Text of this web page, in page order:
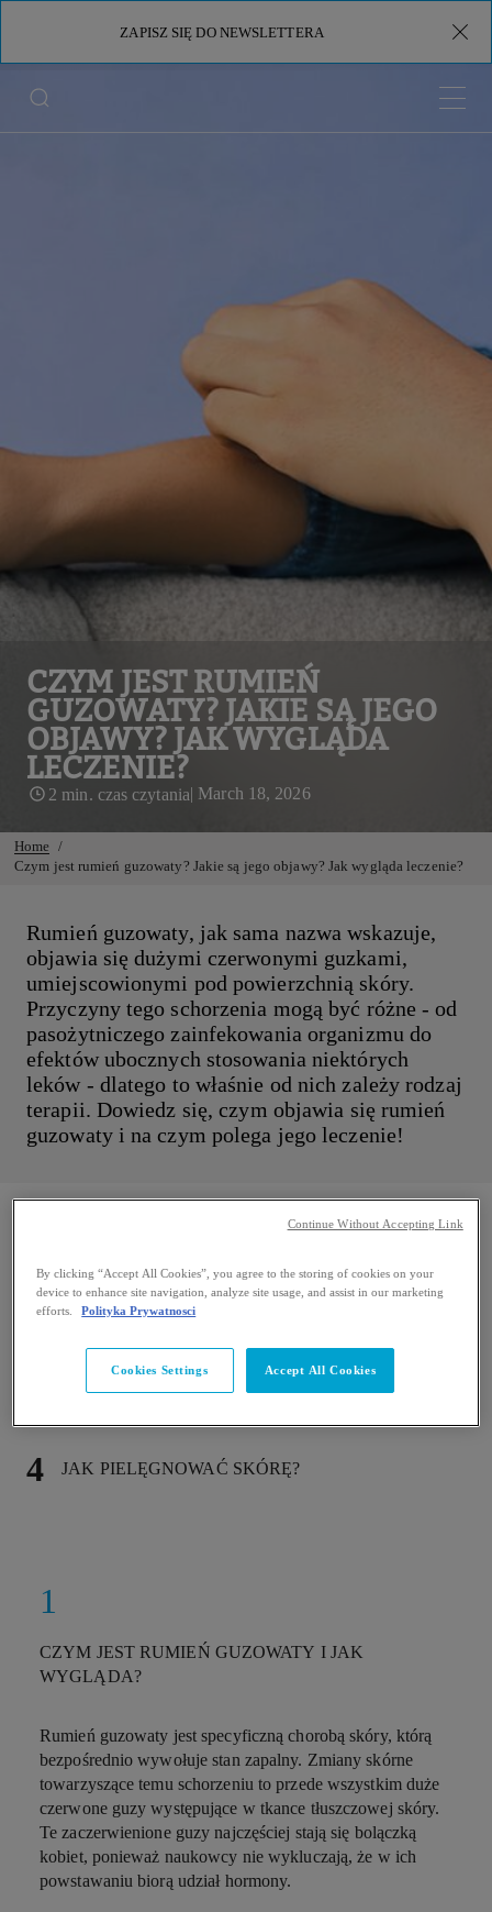
Menu
ZAPISZ SIĘ DO NEWSLETTERA
CZYM JEST RUMIEŃ
GUZOWATY? JAKIE SĄ JEGO
OBJAWY? JAK WYGLĄDA
LECZENIE?
2 min. czas czytania| March 18, 2026
Home
Czym jest rumień guzowaty? Jakie są jego objawy? Jak wygląda leczenie?
Rumień guzowaty, jak sama nazwa wskazuje,
objawia się dużymi czerwonymi guzkami,
umiejscowionymi pod powierzchnią skóry.
Przyczyny tego schorzenia mogą być różne - od
pasożytniczego zainfekowania organizmu do
efektów ubocznych stosowania niektórych
leków - dlatego to właśnie od nich zależy rodzaj
terapii. Dowiedz się, czym objawia się rumień
guzowaty i na czym polega jego leczenie!
CZYM JEST RUMIEŃ GUZOWATY I JAK
JAKIE SĄ PRZYCZYNY RUMIENIA
GUZOWATEGO?
JAKIE RUMIEŃ GUZOWATY MA OBJAWY?
JAK PIELĘGNOWAĆ SKÓRĘ?
CZYM JEST RUMIEŃ GUZOWATY I JAK
WYGLĄDA?
Rumień guzowaty jest specyficzną chorobą skóry, którą
bezpośrednio wywołuje stan zapalny. Zmiany skórne
towarzyszące temu schorzeniu to przede wszystkim duże
czerwone guzy występujące w tkance tłuszczowej skóry.
Te zaczerwienione guzy najczęściej stają się bolączką
kobiet, ponieważ naukowcy nie wykluczają, że w ich
powstawaniu biorą udział hormony.
By clicking “Accept All Cookies”, you agree to the storing of cookies on your
device to enhance site navigation, analyze site usage, and assist in our marketing
efforts.
Polityka Prywatnosci
Cookies Settings Accept All Cookies
Continue Without Accepting Link